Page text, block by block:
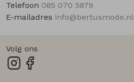
Telefoon 085 070 5879
E-mailadres info@bertusmode.nl
Volg ons